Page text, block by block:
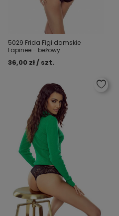
5029 Frida Figi damskie
Lapinee - beżowy
36,00 zł / szt.